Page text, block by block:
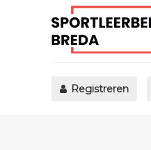
Registreren